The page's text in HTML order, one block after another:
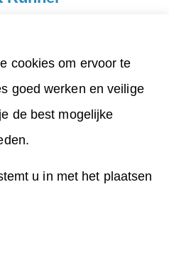
van Orkater het
optrekkende brommer
hem al als kind. Het
en zelfbeschikking.
runner. Hij begint in het
cookies om ervoor te
goed werken en veilige
de best mogelijke
u in met het plaatsen